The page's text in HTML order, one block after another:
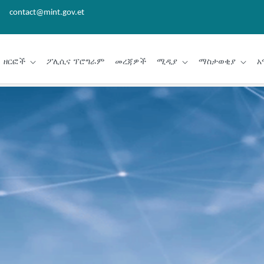
contact@mint.gov.et
ዘርፎች ፖሊሲና ፕሮግራም መረጃዎች ሚዲያ ማስታወቂያ